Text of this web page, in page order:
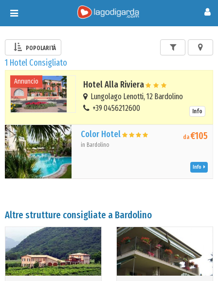
Toggle
navigation
POPOLARITÀ
1 Hotel Consigliato
Annuncio Hotel Alla Riviera
Lungolago Lenotti, 12 Bardolino
+39 0456212600
Info
Color Hotel
in Bardolino
da€105
Info
Altre strutture consigliate a Bardolino